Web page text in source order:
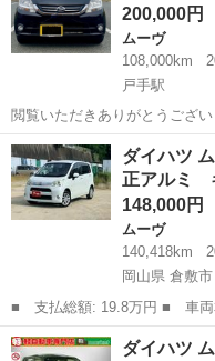
200,000円
ムーヴ
108,000km
戸手駅
閲覧いただきありがとうござ
討下さい。 2025年1月に車検を受けて購入、通勤及び営業車両で使用
している車両でしたが、会社
田舎に上がる時の使用も考え
広島 福山市 戸手駅
ダイハツ
正アルミ
148,000円
ムーヴ
140,418km
岡山県 倉敷市
■ 支払総額: 19.8万円 ■ 車両本体価格： 148,000 円 ■ メーカー
名： ダイハツ ■ 車種名：
Ｘ 社外ナビ 純正アルミ キ
岡山 倉敷市 ムーヴ
ダイハツ